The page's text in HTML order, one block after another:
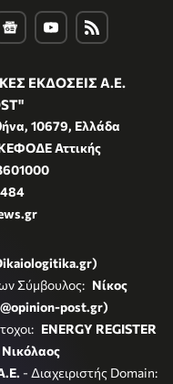
ΕΚΔΟΣΕΙΣ Α.Ε.
10679, Ελλάδα
Αττικής
Σύμβουλος: Νίκος
post.gr)
ENERGY REGISTER
- Διαχειριστής Domain: